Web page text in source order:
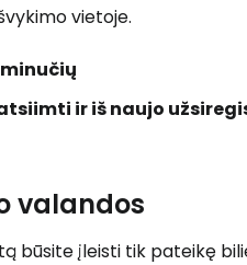
vietoje.
ir iš naujo
valandos
būsite įleisti tik pateikę